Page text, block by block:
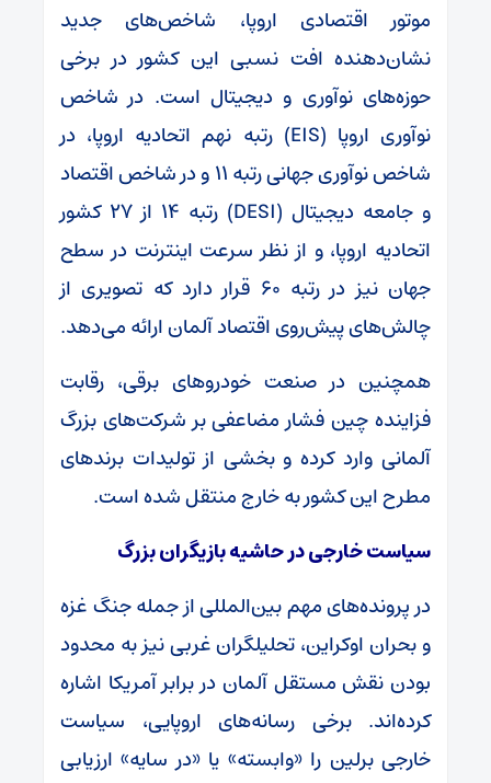
موتور اقتصادی اروپا، شاخص‌های جدید
نشان‌دهنده افت نسبی این کشور در برخی
حوزه‌های نوآوری و دیجیتال است. در شاخص
نوآوری اروپا (EIS) رتبه نهم اتحادیه اروپا، در
شاخص نوآوری جهانی رتبه ۱۱ و در شاخص اقتصاد
و جامعه دیجیتال (DESI) رتبه ۱۴ از ۲۷ کشور
اتحادیه اروپا، و از نظر سرعت اینترنت در سطح
جهان نیز در رتبه ۶۰ قرار دارد که تصویری از
چالش‌های پیش‌روی اقتصاد آلمان ارائه می‌دهد.
همچنین در صنعت خودروهای برقی، رقابت
فزاینده چین فشار مضاعفی بر شرکت‌های بزرگ
آلمانی وارد کرده و بخشی از تولیدات برندهای
مطرح این کشور به خارج منتقل شده است.
سیاست خارجی در حاشیه بازیگران بزرگ
در پرونده‌های مهم بین‌المللی از جمله جنگ غزه
و بحران اوکراین، تحلیلگران غربی نیز به محدود
بودن نقش مستقل آلمان در برابر آمریکا اشاره
کرده‌اند. برخی رسانه‌های اروپایی، سیاست
خارجی برلین را «وابسته» یا «در سایه» ارزیابی